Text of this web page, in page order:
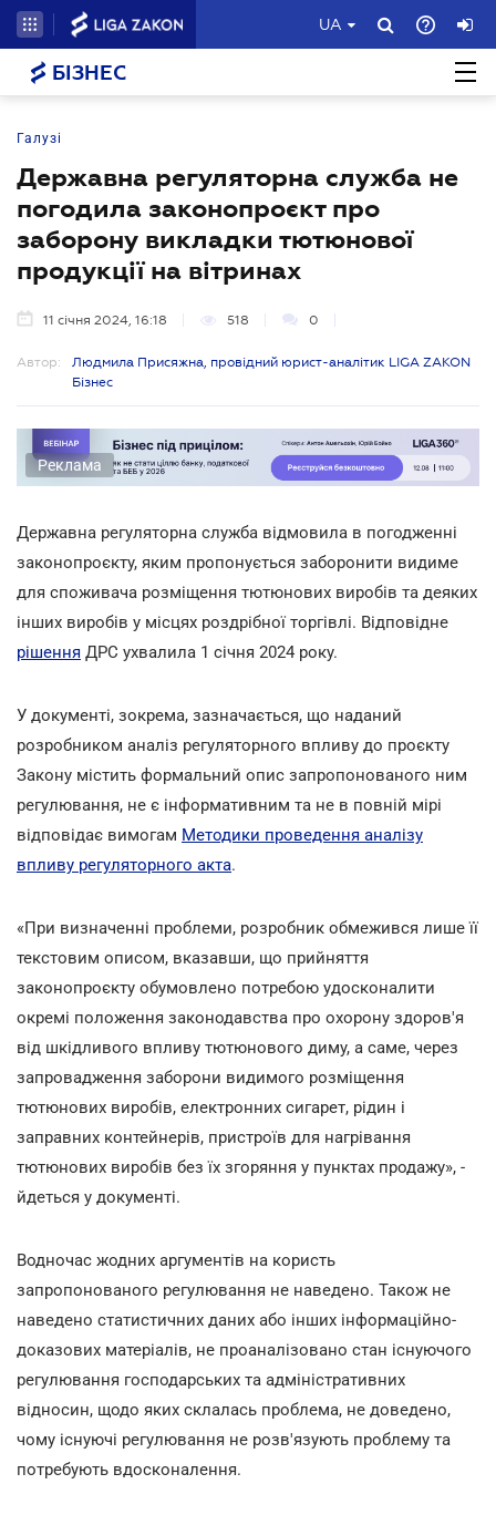
UA
БІЗНЕС
Галузі
Державна регуляторна служба не
погодила законопроєкт про
заборону викладки тютюнової
продукції на вітринах
11 січня 2024, 16:18 518 0
Автор:
Людмила Присяжна, провідний юрист-аналітик LIGA ZAKON
Бізнес
Реклама
Державна регуляторна служба відмовила в погодженні
законопроєкту, яким пропонується заборонити видиме
для споживача розміщення тютюнових виробів та деяких
інших виробів у місцях роздрібної торгівлі. Відповідне
рішення ДРС ухвалила 1 січня 2024 року.
У документі, зокрема, зазначається, що наданий
розробником аналіз регуляторного впливу до проєкту
Закону містить формальний опис запропонованого ним
регулювання, не є інформативним та не в повній мірі
відповідає вимогам Методики проведення аналізу
впливу регуляторного акта.
«При визначенні проблеми, розробник обмежився лише її
текстовим описом, вказавши, що прийняття
законопроєкту обумовлено потребою удосконалити
окремі положення законодавства про охорону здоров'я
від шкідливого впливу тютюнового диму, а саме, через
запровадження заборони видимого розміщення
тютюнових виробів, електронних сигарет, рідин і
заправних контейнерів, пристроїв для нагрівання
тютюнових виробів без їх згоряння у пунктах продажу», -
йдеться у документі.
Водночас жодних аргументів на користь
запропонованого регулювання не наведено. Також не
наведено статистичних даних або інших інформаційно-
доказових матеріалів, не проаналізовано стан існуючого
регулювання господарських та адміністративних
відносин, щодо яких склалась проблема, не доведено,
чому існуючі регулювання не розв'язують проблему та
потребують вдосконалення.